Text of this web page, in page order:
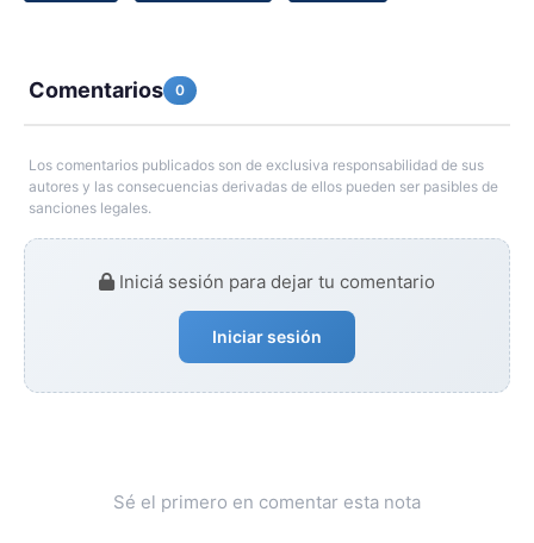
Comentarios 0
Los comentarios publicados son de exclusiva responsabilidad de sus
autores y las consecuencias derivadas de ellos pueden ser pasibles de
sanciones legales.
Iniciá sesión para dejar tu comentario
Iniciar sesión
Sé el primero en comentar esta nota